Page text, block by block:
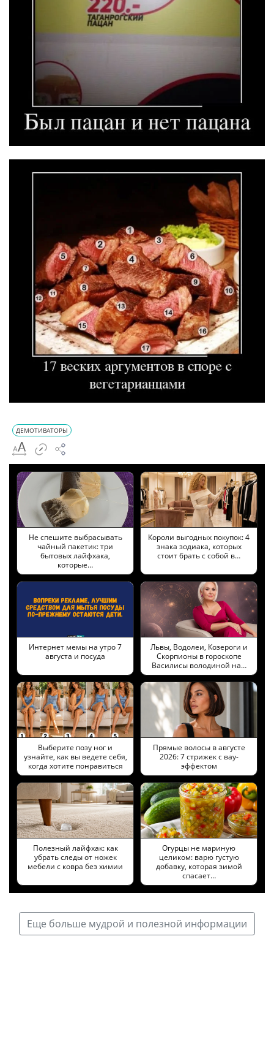
ДЕМОТИВАТОРЫ
Не спешите выбрасывать
чайный пакетик: три
бытовых лайфхака,
которые…
Короли выгодных покупок: 4
знака зодиака, которых
стоит брать с собой в…
Интернет мемы на утро 7
августа и посуда
Львы, Водолеи, Козероги и
Скорпионы в гороскопе
Василисы володиной на…
Выберите позу ног и
узнайте, как вы ведете себя,
когда хотите понравиться
Прямые волосы в августе
2026: 7 стрижек с вау-
эффектом
Полезный лайфхак: как
убрать следы от ножек
мебели с ковра без химии
Огурцы не мариную
целиком: варю густую
добавку, которая зимой
спасает…
Еще больше мудрой и полезной информации